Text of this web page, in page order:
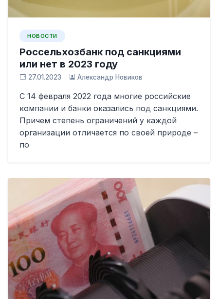
НОВОСТИ
Россельхозбанк под санкциями
или нет в 2023 году
27.01.2023 Александр Новиков
С 14 февраля 2022 года многие российские
компании и банки оказались под санкциями.
Причем степень ограничений у каждой
организации отличается по своей природе –
по